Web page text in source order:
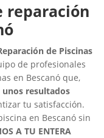
reparación
de Piscinas
de profesionales
en Bescanó que,
resultados
tu satisfacción.
en Bescanó sin
A TU ENTERA